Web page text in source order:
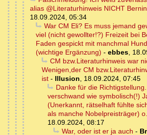
alias @Literaturhinweis NICHT
18.09.2024, 05:34
War CM Eli? Es muss jemand
viel (nicht gewollter!?) Freizeit bei
Faden gespickt mit manchmal
(wichtige Ergänzung) - ebbes,
CM bzw.Literaturhinweis war
Wenigen,der CM
ist - Illusion, 18.09.2024, 07:45
Danke für die
verschwand wie symbolisch(!)
(Unerkannt, rätselhaft fühlte
als manche Nobelpreisträger)
18.09.2024, 08:17
War, oder ist er ja auch -